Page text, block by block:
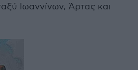
Ιωαννίνων, Άρτας και